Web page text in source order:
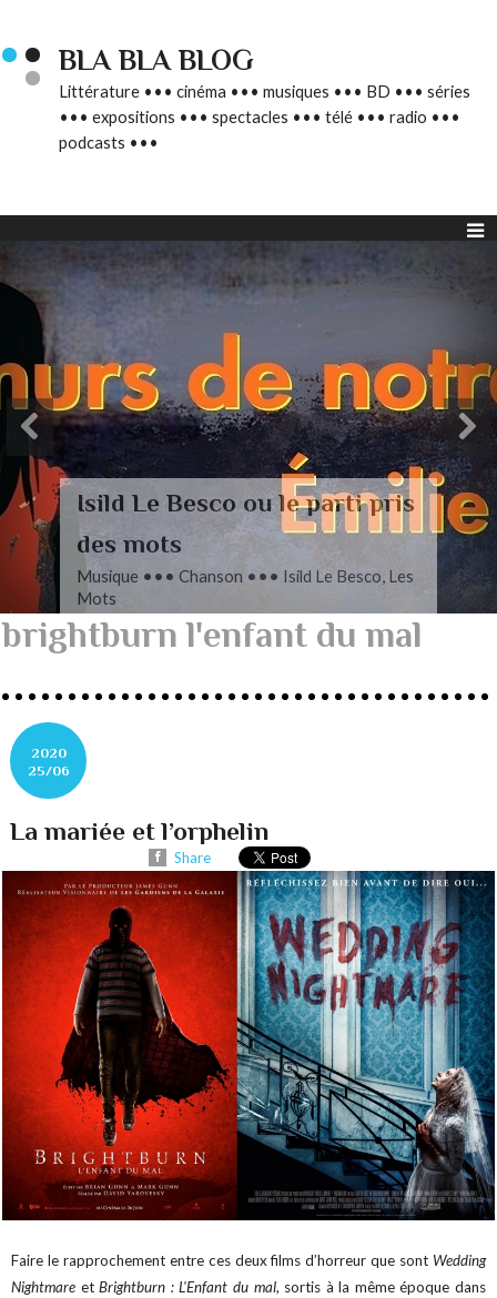
BLA BLA BLOG
Littérature ••• cinéma ••• musiques ••• BD ••• séries
••• expositions ••• spectacles ••• télé ••• radio •••
podcasts •••
L’autre Mendelssohn
Musique ••• Classique ••• Fanny
Mendelssohn, Das Jahr
brightburn l'enfant du mal
2020
25/06
La mariée et l’orphelin
Share
Faire le rapprochement entre ces deux films d’horreur que sont Wedding
Nightmare etBrightburn : L'Enfant du mal, sortis à la même époque dans